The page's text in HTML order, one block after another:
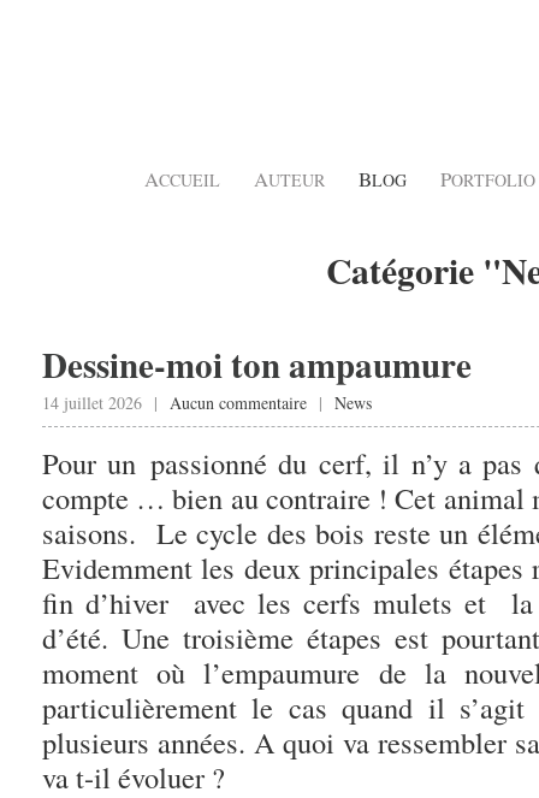
ACCUEIL AUTEUR BLOG PORTFOLIO
Catégorie
Dessine-moi ton ampaumure
14 juillet 2026 | Aucun commentaire | News
Pour un passionné du cerf, il n’y a
compte … bien au contraire ! Cet animal
saisons. Le cycle des bois reste un
Evidemment les deux principales étapes
fin d’hiver avec les cerfs mulets et
d’été. Une troisième étapes est
moment où l’empaumure de la
particulièrement le cas quand il s’agit
plusieurs années. A quoi va ressembler
va t-il évoluer ?